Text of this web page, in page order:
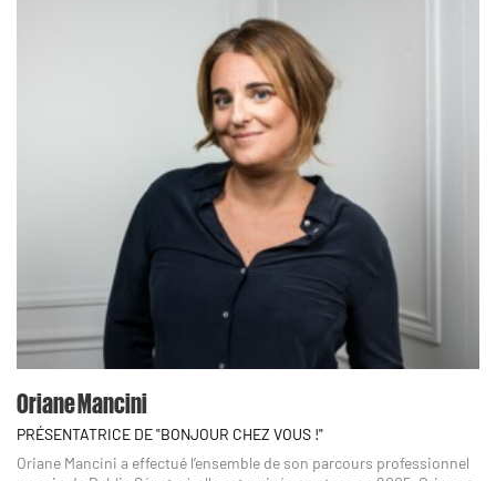
Oriane Mancini
PRÉSENTATRICE DE "BONJOUR CHEZ VOUS !"
Oriane Mancini a effectué l’ensemble de son parcours professionnel